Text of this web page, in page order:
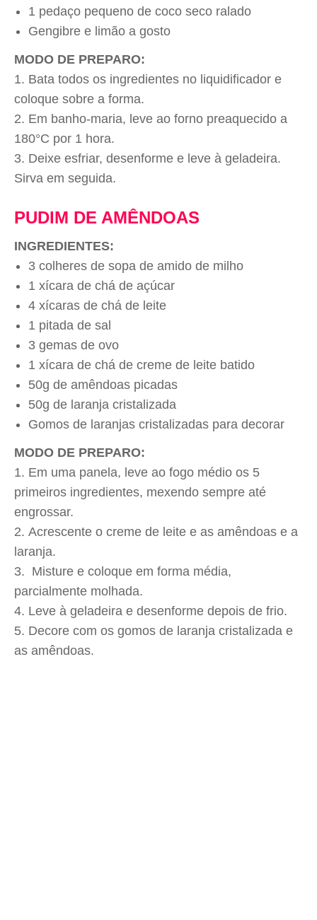
1 pedaço pequeno de coco seco ralado
Gengibre e limão a gosto
MODO DE PREPARO:
Bata todos os ingredientes no liquidificador e
coloque sobre a forma.
Em banho-maria, leve ao forno preaquecido a
180°C por 1 hora.
Deixe esfriar, desenforme e leve à geladeira.
Sirva em seguida.
PUDIM DE AMÊNDOAS
INGREDIENTES:
3 colheres de sopa de amido de milho
1 xícara de chá de açúcar
4 xícaras de chá de leite
1 pitada de sal
3 gemas de ovo
1 xícara de chá de creme de leite batido
50g de amêndoas picadas
50g de laranja cristalizada
Gomos de laranjas cristalizadas para decorar
MODO DE PREPARO:
Em uma panela, leve ao fogo médio os 5
primeiros ingredientes, mexendo sempre até
engrossar.
Acrescente o creme de leite e as amêndoas e a
laranja.
Misture e coloque em forma média,
parcialmente molhada.
Leve à geladeira e desenforme depois de frio.
Decore com os gomos de laranja cristalizada e
as amêndoas.